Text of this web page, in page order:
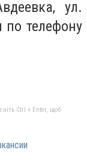
ул.
телефону
Ctrl + Enter, щоб